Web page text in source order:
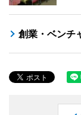
創業・ベンチ